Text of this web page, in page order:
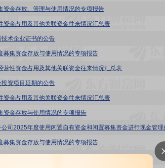
资金存放、管理与使用情况的专项报告
资金占用及其他关联资金往来情况汇总表
术企业证书的公告
募集资金存放与使用情况的专项报告
营性资金占用及其他关联资金往来情况汇总表
资项目延期的公告
资金占用及其他关联资金往来情况汇总表
资金存放与使用情况的专项报告
司2025年度使用闲置自有资金和闲置募集资金进行现金管理
募集资金存放与使用情况的专项报告
得政府补助的公告